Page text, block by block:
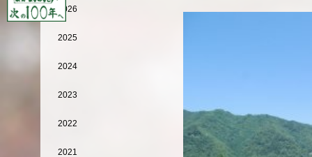
2026
2025
2024
2023
2022
2021